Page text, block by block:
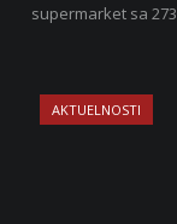
supermarket sa
AKTUELNOSTI